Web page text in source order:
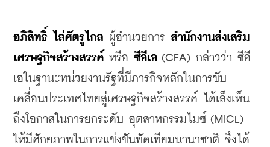
อภิสิทธิ์ ไล่ศัตรูไกล ผู้อำนวยการ สำนักงานส่งเสริม
เศรษฐกิจสร้างสรรค์ หรือ ซีอีเอ (CEA) กล่าวว่า ซีอี
เอในฐานะหน่วยงานรัฐที่มีภารกิจหลักในการขับ
เคลื่อนประเทศไทยสู่เศรษฐกิจสร้างสรรค์ ได้เล็งเห็น
ถึงโอกาสในการยกระดับ อุตสาหกรรมไมซ์ (MICE)
ให้มีศักยภาพในการแข่งขันทัดเทียมนานาชาติ จึงได้